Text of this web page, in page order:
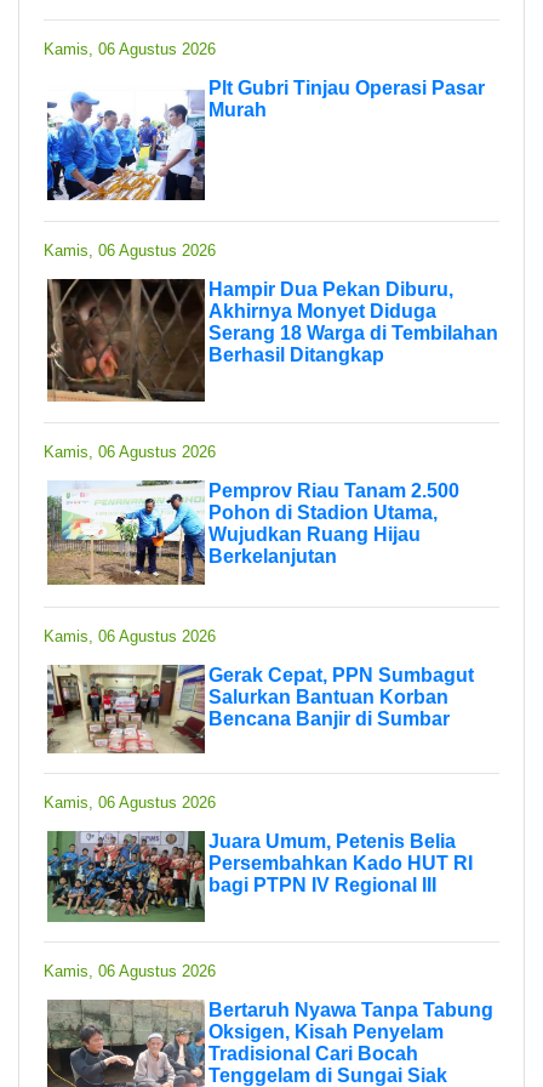
Kamis, 06 Agustus 2026
Plt Gubri Tinjau Operasi Pasar
Murah
Kamis, 06 Agustus 2026
Hampir Dua Pekan Diburu,
Akhirnya Monyet Diduga
Serang 18 Warga di Tembilahan
Berhasil Ditangkap
Kamis, 06 Agustus 2026
Pemprov Riau Tanam 2.500
Pohon di Stadion Utama,
Wujudkan Ruang Hijau
Berkelanjutan
Kamis, 06 Agustus 2026
Gerak Cepat, PPN Sumbagut
Salurkan Bantuan Korban
Bencana Banjir di Sumbar
Kamis, 06 Agustus 2026
Juara Umum, Petenis Belia
Persembahkan Kado HUT RI
bagi PTPN IV Regional III
Kamis, 06 Agustus 2026
Bertaruh Nyawa Tanpa Tabung
Oksigen, Kisah Penyelam
Tradisional Cari Bocah
Tenggelam di Sungai Siak